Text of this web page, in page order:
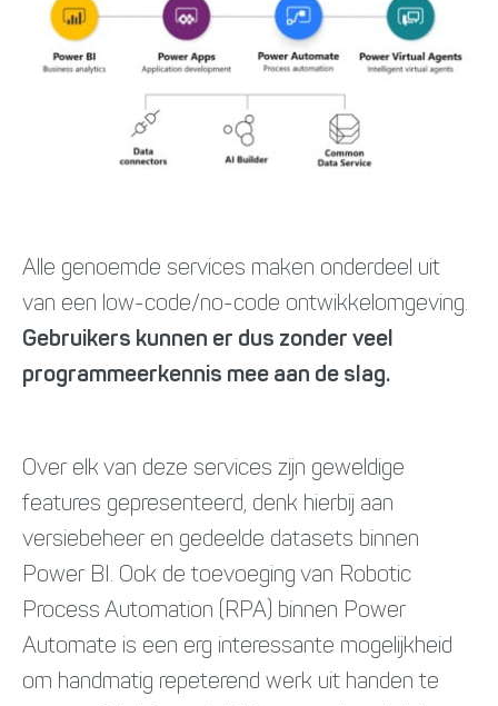
Alle genoemde services maken onderdeel uit
van een low-code/no-code ontwikkelomgeving.
Gebruikers kunnen er dus zonder veel
programmeerkennis mee aan de slag.
Over elk van deze services zijn geweldige
features gepresenteerd, denk hierbij aan
versiebeheer en gedeelde datasets binnen
Power BI. Ook de toevoeging van Robotic
Process Automation (RPA) binnen Power
Automate is een erg interessante mogelijkheid
om handmatig repeterend werk uit handen te